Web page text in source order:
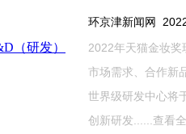
环京津新闻网
2022年天猫金妆
市场需求、合作新
世界级研发中心将
创新研发...... 查看